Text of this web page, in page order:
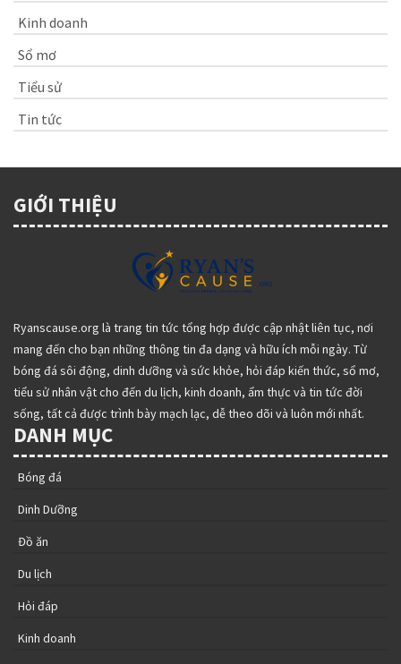
Kinh doanh
Sổ mơ
Tiểu sử
Tin tức
GIỚI THIỆU
Ryanscause.org là trang tin tức tổng hợp được cập nhật liên tục, nơi
mang đến cho bạn những thông tin đa dạng và hữu ích mỗi ngày. Từ
bóng đá sôi động, dinh dưỡng và sức khỏe, hỏi đáp kiến thức, sổ mơ,
tiểu sử nhân vật cho đến du lịch, kinh doanh, ẩm thực và tin tức đời
sống, tất cả được trình bày mạch lạc, dễ theo dõi và luôn mới nhất.
DANH MỤC
Bóng đá
Dinh Dưỡng
Đồ ăn
Du lịch
Hỏi đáp
Kinh doanh